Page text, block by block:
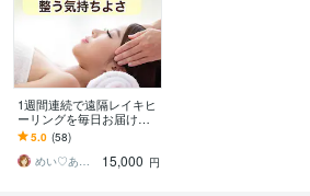
1週間連続で遠隔レイキヒ
ーリングを毎日お届けし
ます しっかり整う心地よ
い体験をしてみません
か？
5.0 (58)
めい♡あなたの陽だまりセラピスト
15,000 円